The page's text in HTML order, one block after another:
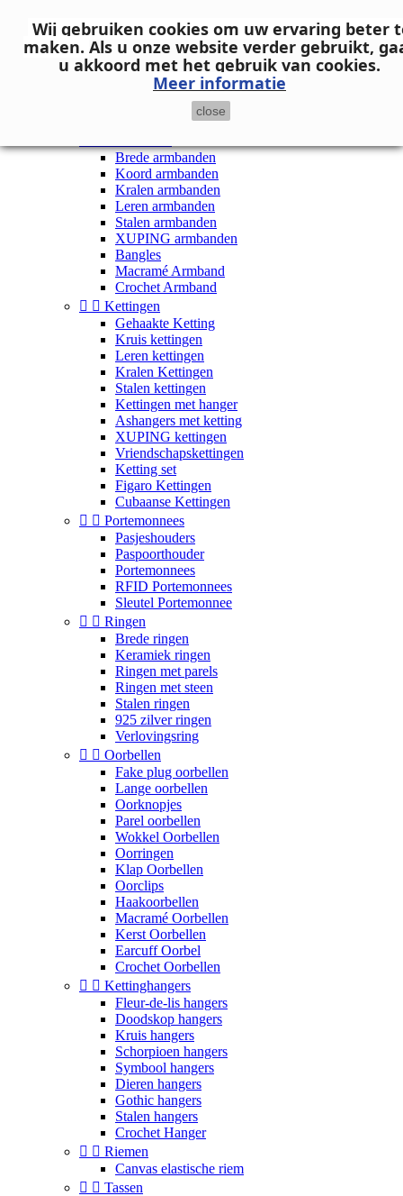
Inloggen
shopping_cart Winkelwagen (0)
Brede armbanden
Koord armbanden
Kralen armbanden
Leren armbanden
Stalen armbanden
XUPING armbanden
Bangles
Macramé Armband
Crochet Armband
  Kettingen
Gehaakte Ketting
Kruis kettingen
Leren kettingen
Kralen Kettingen
Stalen kettingen
Kettingen met hanger
Ashangers met ketting
XUPING kettingen
Vriendschapskettingen
Ketting set
Figaro Kettingen
Cubaanse Kettingen
  Portemonnees
Pasjeshouders
Paspoorthouder
Portemonnees
RFID Portemonnees
Sleutel Portemonnee
  Ringen
Brede ringen
Keramiek ringen
Ringen met parels
Ringen met steen
Stalen ringen
925 zilver ringen
Verlovingsring
  Oorbellen
Fake plug oorbellen
Lange oorbellen
Oorknopjes
Parel oorbellen
Wokkel Oorbellen
Oorringen
Klap Oorbellen
Oorclips
Haakoorbellen
Macramé Oorbellen
Kerst Oorbellen
Earcuff Oorbel
Crochet Oorbellen
  Kettinghangers
Fleur-de-lis hangers
Doodskop hangers
Kruis hangers
Schorpioen hangers
Symbool hangers
Dieren hangers
Gothic hangers
Stalen hangers
Crochet Hanger
  Riemen
Canvas elastische riem
  Tassen
Wij gebruiken cookies om uw ervaring beter
maken. Als u onze website verder gebruikt,
u akkoord met het gebruik van cookies.
Meer informatie
close